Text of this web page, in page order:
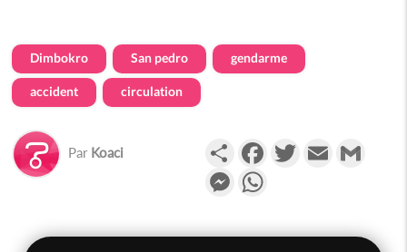
Dimbokro San pedro gendarme
accident circulation
Par Koaci PartagerFacebookTwitterEmail
Messenger